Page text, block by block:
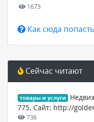
1673
Как сюда
Сейчас читают
товары и услуги
775. Сайт: http://
736